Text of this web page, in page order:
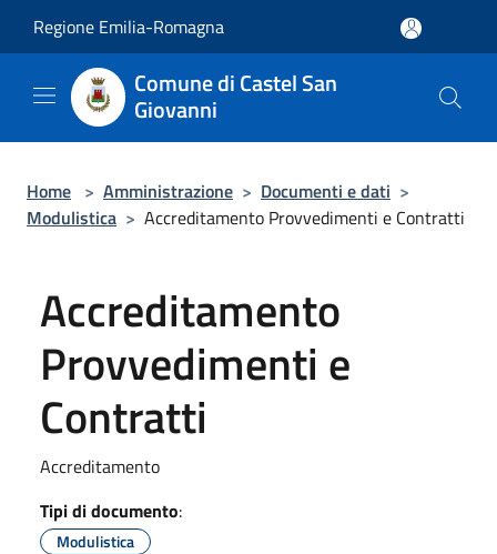
Regione Emilia-Romagna
Comune di Castel San
Giovanni
Home > Amministrazione > Documenti e dati >
Modulistica > Accreditamento Provvedimenti e Contratti
Accreditamento
Provvedimenti e
Contratti
Accreditamento
Tipi di documento:
Modulistica